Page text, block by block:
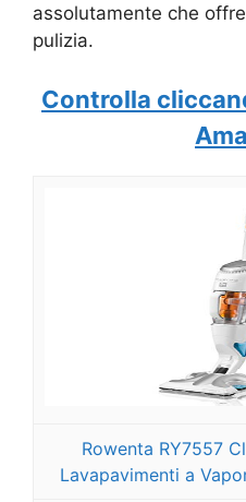
assolutamente che
pulizia.
Controlla
Rowenta RY7557
Lavapavimenti a